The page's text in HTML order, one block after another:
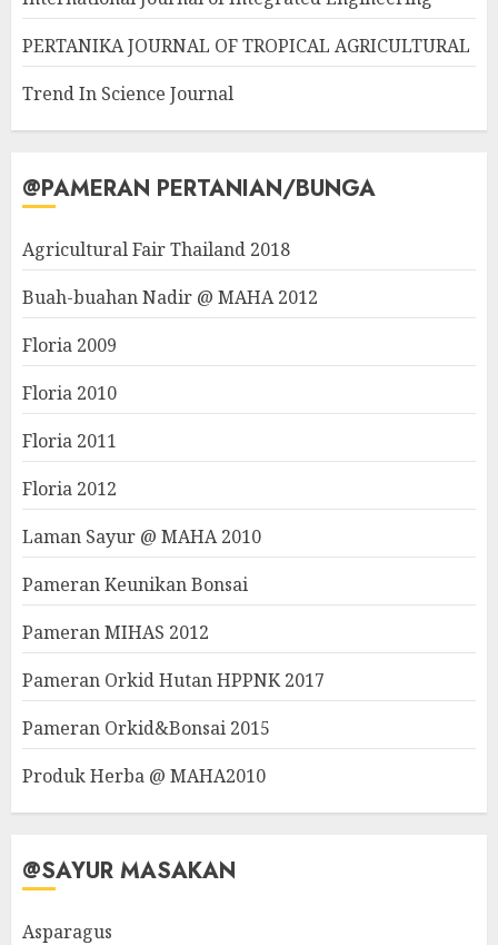
PERTANIKA JOURNAL OF TROPICAL AGRICULTURAL
Trend In Science Journal
@PAMERAN PERTANIAN/BUNGA
Agricultural Fair Thailand 2018
Buah-buahan Nadir @ MAHA 2012
Floria 2009
Floria 2010
Floria 2011
Floria 2012
Laman Sayur @ MAHA 2010
Pameran Keunikan Bonsai
Pameran MIHAS 2012
Pameran Orkid Hutan HPPNK 2017
Pameran Orkid&Bonsai 2015
Produk Herba @ MAHA2010
@SAYUR MASAKAN
Asparagus